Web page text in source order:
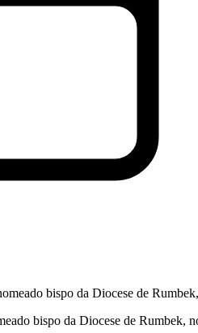
bispo da Diocese de Rumbek,